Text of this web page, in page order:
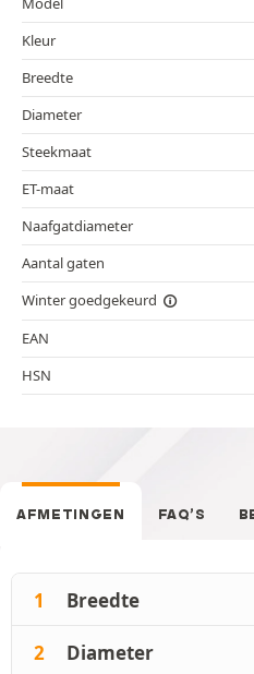
Kleur
Breedte
Diameter
Steekmaat
ET-maat
Naafgatdiameter
Aantal gaten
Winter goedgekeurd
EAN
HSN
AFMETINGEN FAQ’S
1 Breedte
2 Diameter